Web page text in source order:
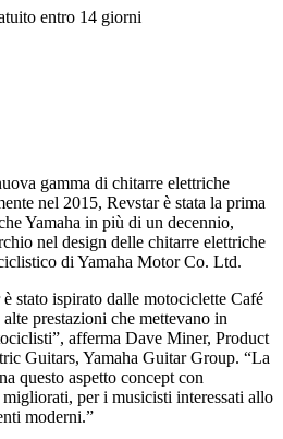
entro 14 giorni
gamma di chitarre elettriche
nel 2015, Revstar è stata la prima
Yamaha in più di un decennio,
nel design delle chitarre elettriche
di Yamaha Motor Co. Ltd.
stato ispirato dalle motociclette Café
prestazioni che mettevano in
afferma Dave Miner, Product
Guitars, Yamaha Guitar Group. “La
questo aspetto concept con
per i musicisti interessati allo
moderni.”